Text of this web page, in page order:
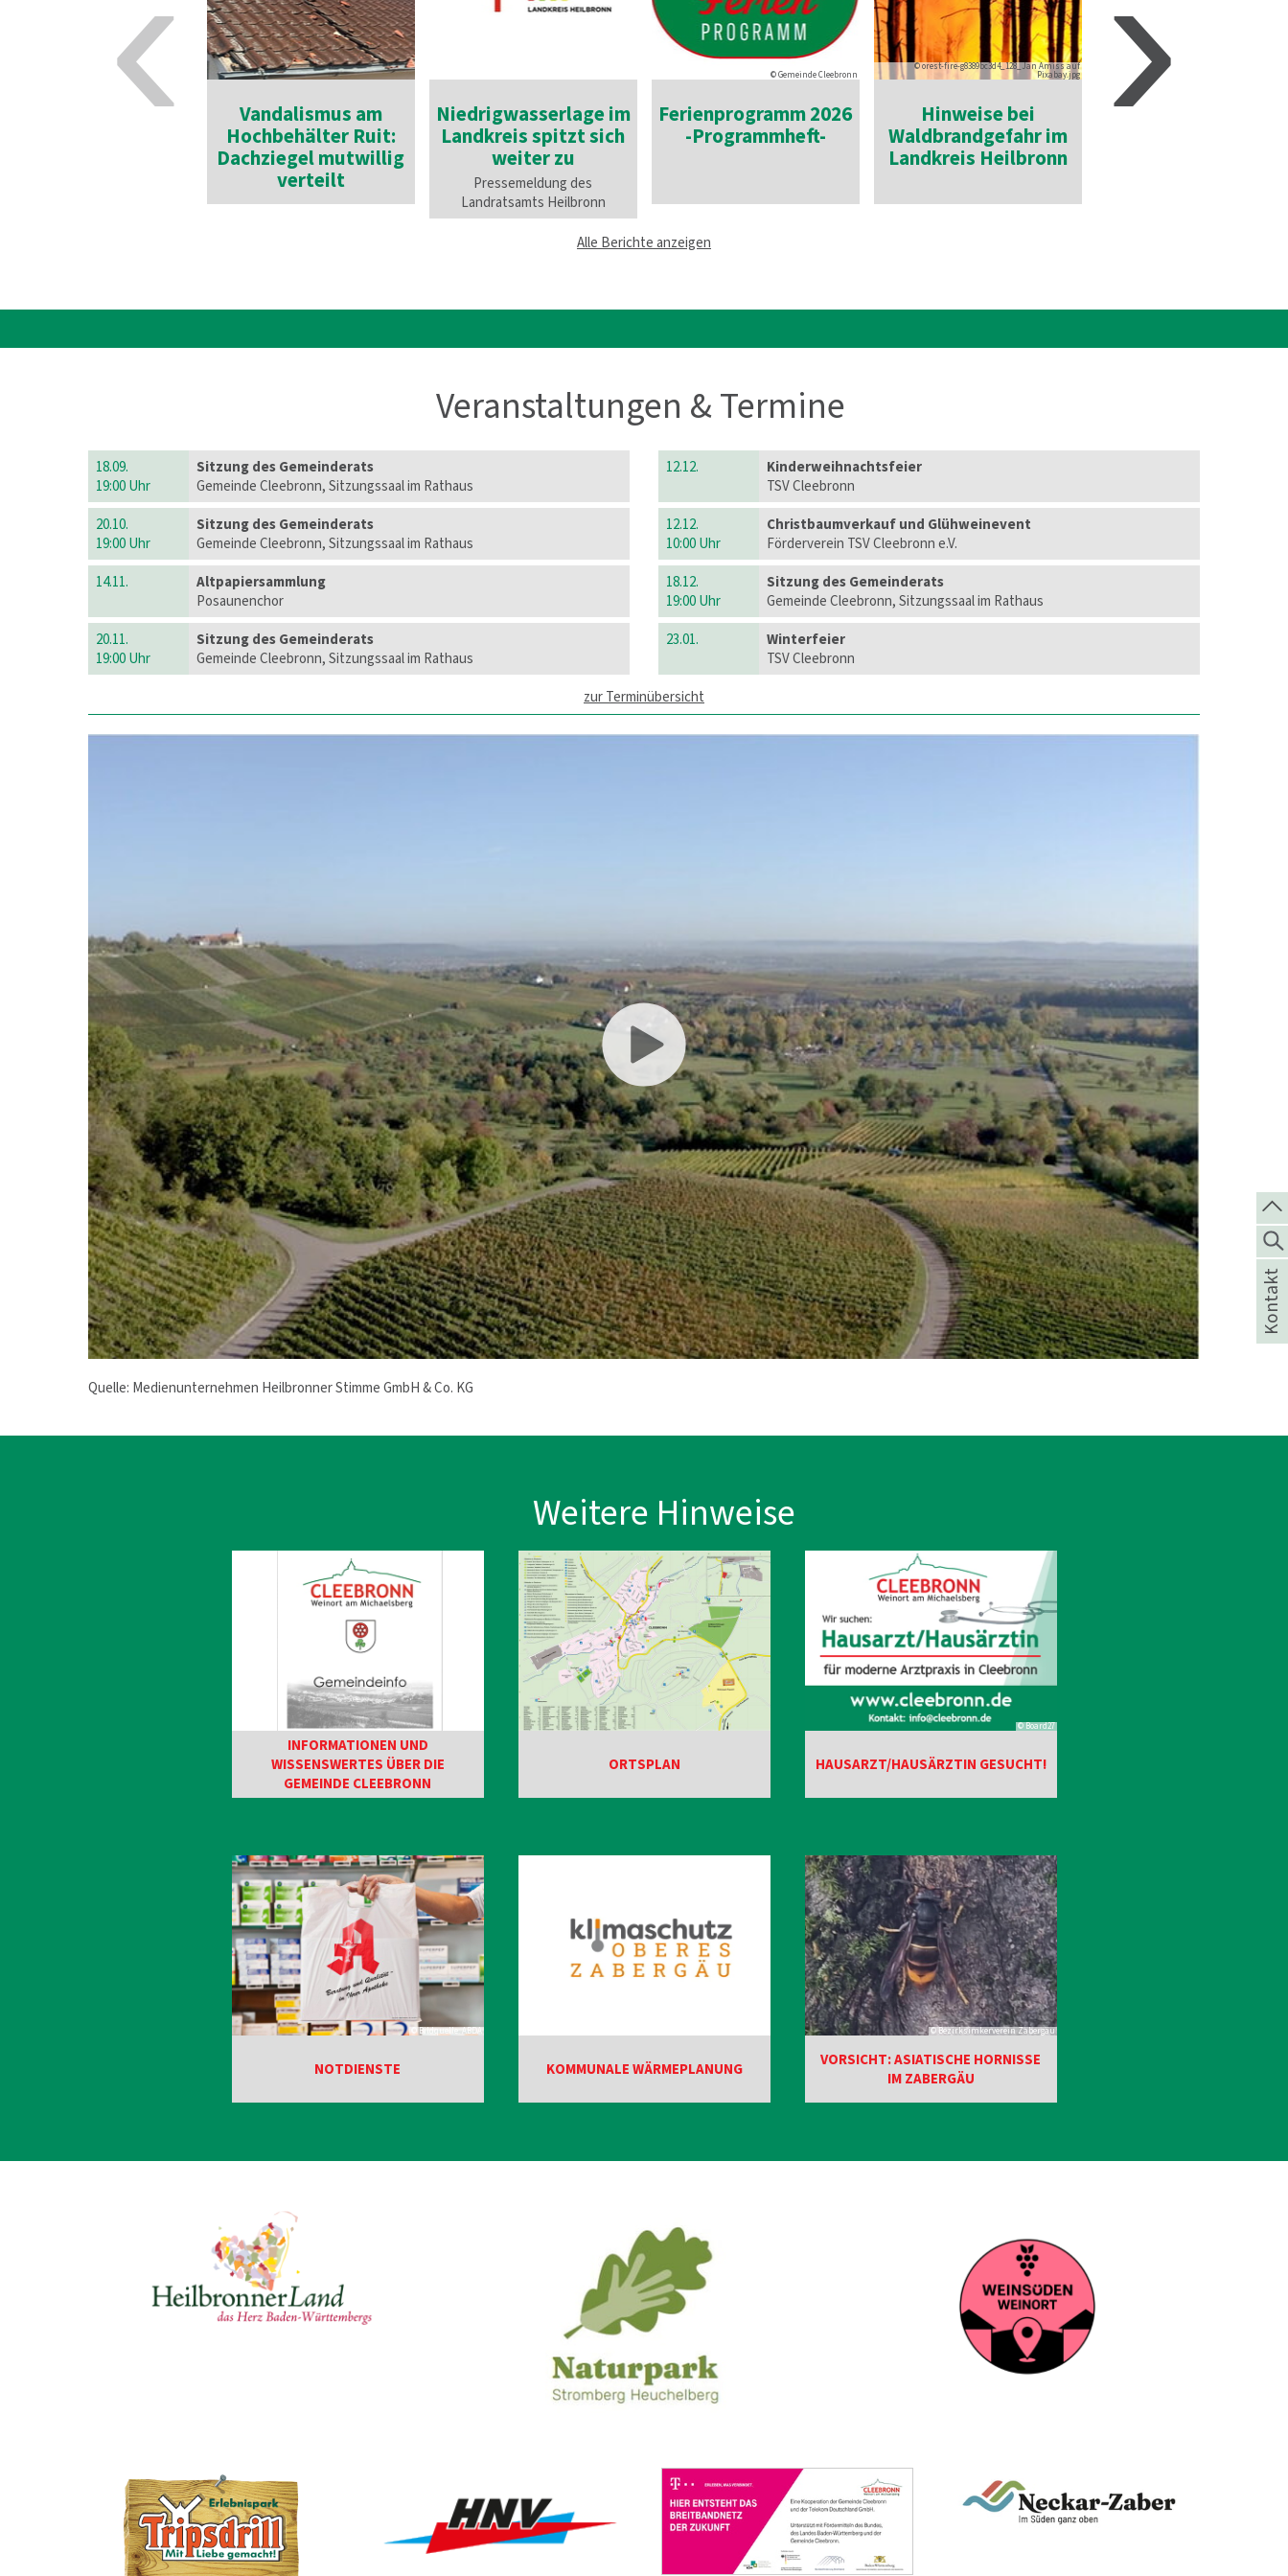
Vandalismus am
Hochbehälter Ruit:
Dachziegel mutwillig
verteilt
Niedrigwasserlage im
Landkreis spitzt sich
weiter zu
Pressemeldung des
Landratsamts Heilbronn
© Gemeinde Cleebronn
Ferienprogramm 2026
-Programmheft-
© orest-fire-g8389bc3d4_128_Jan Amiss auf
Pixabay.jpg
Hinweise bei
Waldbrandgefahr im
Landkreis Heilbronn
Alle Berichte anzeigen
Veranstaltungen & Termine
18.09.
19:00 Uhr
Sitzung des Gemeinderats
Gemeinde Cleebronn, Sitzungssaal im Rathaus
20.10.
19:00 Uhr
Sitzung des Gemeinderats
Gemeinde Cleebronn, Sitzungssaal im Rathaus
14.11.
Altpapiersammlung
Posaunenchor
20.11.
19:00 Uhr
Sitzung des Gemeinderats
Gemeinde Cleebronn, Sitzungssaal im Rathaus
12.12.
Kinderweihnachtsfeier
TSV Cleebronn
12.12.
10:00 Uhr
Christbaumverkauf und Glühweinevent
Förderverein TSV Cleebronn e.V.
18.12.
19:00 Uhr
Sitzung des Gemeinderats
Gemeinde Cleebronn, Sitzungssaal im Rathaus
23.01.
Winterfeier
TSV Cleebronn
zur Terminübersicht
Quelle: Medienunternehmen Heilbronner Stimme GmbH & Co. KG
Weitere Hinweise
INFORMATIONEN UND
WISSENSWERTES ÜBER DIE
GEMEINDE CLEEBRONN
© Bildquelle: ABDA
NOTDIENSTE
ORTSPLAN
KOMMUNALE WÄRMEPLANUNG
© Board27
HAUSARZT/HAUSÄRZTIN GESUCHT!
© Bezirksimkerverein Zabergäu
VORSICHT: ASIATISCHE HORNISSE
IM ZABERGÄU
Kontakt